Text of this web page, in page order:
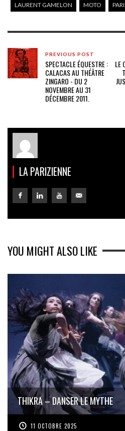
LAURENT GAMELON
MOTO
PREVIOUS POST
SPECTACLE ÉQUESTRE :
CALACAS AU THÉÂTRE
ZINGARO - DU 2
NOVEMBRE AU 31
DÉCEMBRE 2011.
LE
LA PARIZIENNE
YOU MIGHT ALSO LIKE
THIKRA – DANSER LE MYTHE
11 OCTOBRE 2025